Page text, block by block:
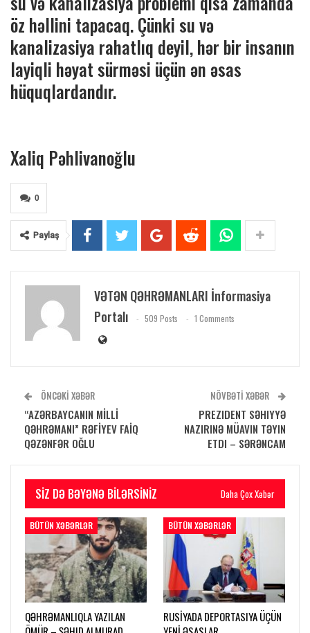
öz həllini tapacaq. Çünki su və
kanalizasiya rahatlıq deyil, hər bir insanın
layiqli həyat sürməsi üçün ən əsas
hüquqlardandır.
Xaliq Pəhlivanoğlu
0
Paylaş
VƏTƏN QƏHRƏMANLARI İnformasiya
Portalı
509 Posts 1 Comments
ÖNCƏKI XƏBƏR
“AZƏRBAYCANIN MİLLİ
QƏHRƏMANI” RƏFİYEV FAİQ
QƏZƏNFƏR OĞLU
NÖVBƏTI XƏBƏR
PREZIDENT SƏHIYYƏ
NAZIRINƏ MÜAVIN TƏYIN
ETDI – SƏRƏNCAM
SIZ DƏ BƏYƏNƏ BILƏRSINIZ Daha Çox Xəbər
BÜTÜN XƏBƏRLƏR
QƏHRƏMANLIQLA YAZILAN
BÜTÜN XƏBƏRLƏR
RUSİYADA DEPORTASIYA ÜÇÜN